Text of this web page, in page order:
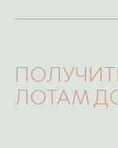
ЛОТАМ